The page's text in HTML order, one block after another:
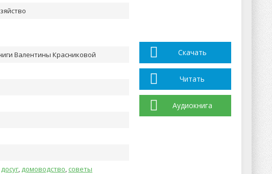
Валентины Красниковой
досуг, домоводство, советы
Скачать
Читать
Аудиокнига